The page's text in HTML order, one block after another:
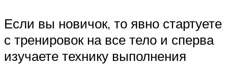
Если вы новичок, то явно стартуете
с тренировок на все тело и сперва
изучаете технику выполнения